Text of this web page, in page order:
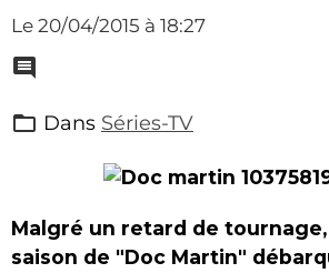
Le 20/04/2015 à 18:27
Dans Séries-TV
Malgré un retard de
saison de "Doc Martin"